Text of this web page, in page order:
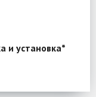
и установка*